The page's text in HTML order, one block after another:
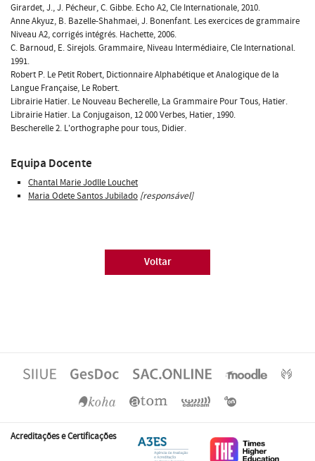
Girardet, J., J. Pécheur, C. Gibbe. Echo A2, Cle Internationale, 2010.
Anne Akyuz, B. Bazelle-Shahmaei, J. Bonenfant. Les exercices de grammaire
Niveau A2, corrigés intégrés. Hachette, 2006.
C. Barnoud, E. Sirejols. Grammaire, Niveau Intermédiaire, Cle International.
1991.
Robert P. Le Petit Robert, Dictionnaire Alphabétique et Analogique de la
Langue Française, Le Robert.
Librairie Hatier. Le Nouveau Becherelle, La Grammaire Pour Tous, Hatier.
Librairie Hatier. La Conjugaison, 12 000 Verbes, Hatier, 1990.
Bescherelle 2. L'orthographe pour tous, Didier.
Equipa Docente
Chantal Marie Jodlle Louchet
Maria Odete Santos Jubilado [responsável]
Voltar
Acreditações e Certificações